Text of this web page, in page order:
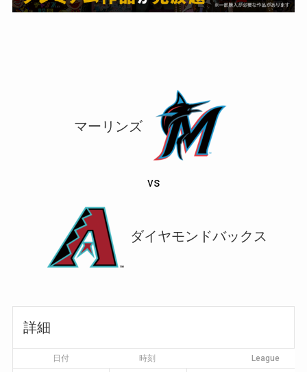
マーリンズ
vs
ダイヤモンドバックス
詳細
日付 時刻 League